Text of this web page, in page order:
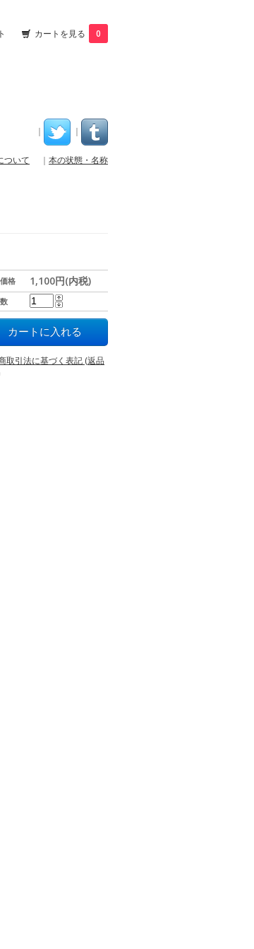
カートを見る 0
｜ ｜
ついて ｜ 本の状態・名称
格 1,100円(内税)
取引法に基づく表記 (返品